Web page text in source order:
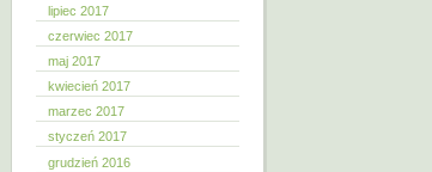
lipiec 2017
czerwiec 2017
maj 2017
kwiecień 2017
marzec 2017
styczeń 2017
grudzień 2016